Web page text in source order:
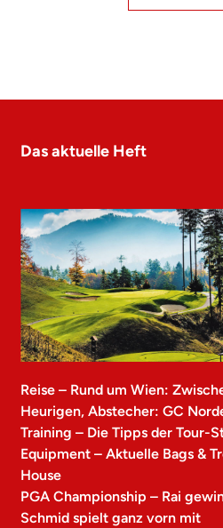
Das aktuelle Heft
Reise – Rund um Wien:
Heurigen, Abstecher: GC
Training – Die Tipps der Tour-
Equipment – Aktuelle Bags &
House
PGA Championship – Rai
Schmid spielt ganz vorn mit